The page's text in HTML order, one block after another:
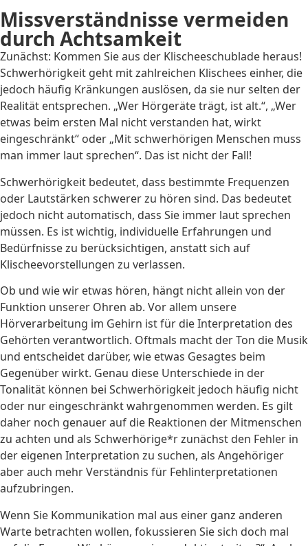
Missverständnisse vermeiden
durch Achtsamkeit
Zunächst: Kommen Sie aus der Klischeeschublade heraus!
Schwerhörigkeit geht mit zahlreichen Klischees einher, die
jedoch häufig Kränkungen auslösen, da sie nur selten der
Realität entsprechen. „Wer Hörgeräte trägt, ist alt.“, „Wer
etwas beim ersten Mal nicht verstanden hat, wirkt
eingeschränkt“ oder „Mit schwerhörigen Menschen muss
man immer laut sprechen“. Das ist nicht der Fall!
Schwerhörigkeit bedeutet, dass bestimmte Frequenzen
oder Lautstärken schwerer zu hören sind. Das bedeutet
jedoch nicht automatisch, dass Sie immer laut sprechen
müssen. Es ist wichtig, individuelle Erfahrungen und
Bedürfnisse zu berücksichtigen, anstatt sich auf
Klischeevorstellungen zu verlassen.
Ob und wie wir etwas hören, hängt nicht allein von der
Funktion unserer Ohren ab. Vor allem unsere
Hörverarbeitung im Gehirn ist für die Interpretation des
Gehörten verantwortlich. Oftmals macht der Ton die Musik
und entscheidet darüber, wie etwas Gesagtes beim
Gegenüber wirkt. Genau diese Unterschiede in der
Tonalität können bei Schwerhörigkeit jedoch häufig nicht
oder nur eingeschränkt wahrgenommen werden. Es gilt
daher noch genauer auf die Reaktionen der Mitmenschen
zu achten und als Schwerhörige*r zunächst den Fehler in
der eigenen Interpretation zu suchen, als Angehöriger
aber auch mehr Verständnis für Fehlinterpretationen
aufzubringen.
Wenn Sie Kommunikation mal aus einer ganz anderen
Warte betrachten wollen, fokussieren Sie sich doch mal